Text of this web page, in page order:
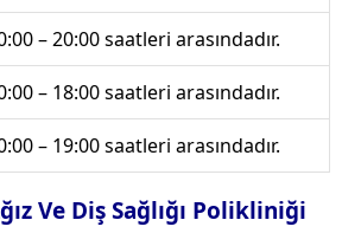
– 20:00 saatleri arasındadır.
– 18:00 saatleri arasındadır.
– 19:00 saatleri arasındadır.
Ve Diş Sağlığı Polikliniği